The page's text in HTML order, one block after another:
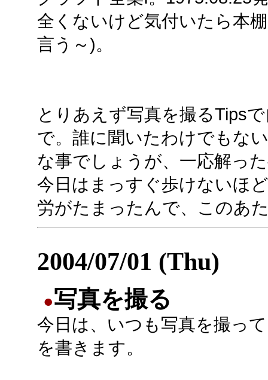
全くないけど気付いたら本
言う～)。
とりあえず写真を撮るTips
で。誰に聞いたわけでもな
な事でしょうが、一応解っ
今日はまっすぐ歩けないほ
労がたまったんで、このあ
2004/07/01 (Thu)
●写真を撮る
今日は、いつも写真を撮っ
を書きます。